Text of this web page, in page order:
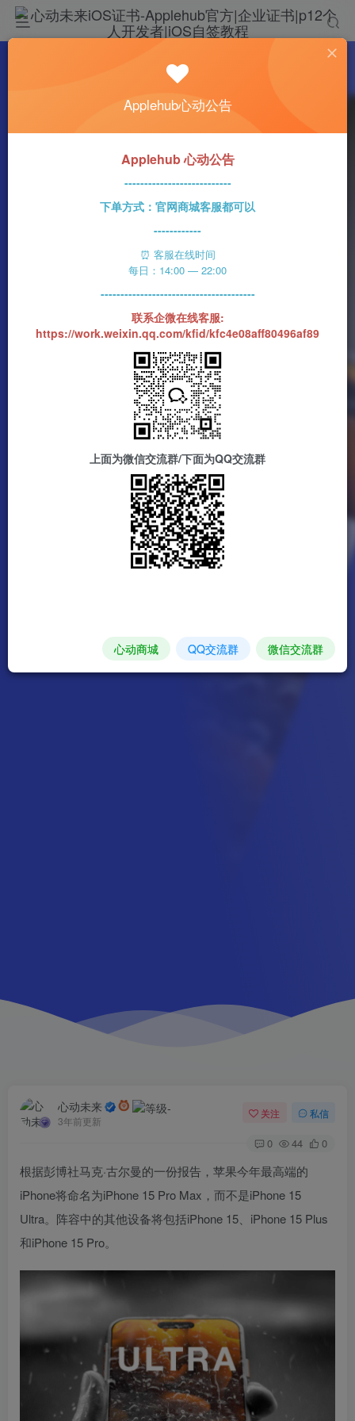
科技资讯
确定？今年最高端的iPhone将命名为iPhone
15 Pro Max
2023-09-09 心动未来
心动未来
3年前更新
关注 私信
0 44 0
根据彭博社马克·古尔曼的一份报告，苹果今年最高端的
iPhone将命名为iPhone 15 Pro Max，而不是iPhone 15
Ultra。阵容中的其他设备将包括iPhone 15、iPhone 15 Plus
和iPhone 15 Pro。
Applehub心动公告
Applehub 心动公告
---------------------------
下单方式：官网商城客服都可以
------------
⏰ 客服在线时间
每日：14:00 — 22:00
---------------------------------------
联系企微在线客服:
https://work.weixin.qq.com/kfid/kfc4e08aff80496af89
上面为微信交流群/下面为QQ交流群
心动商城 QQ交流群 微信交流群